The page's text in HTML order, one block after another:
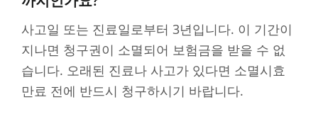
사고일 또는 진료일로부터 3년입니다. 이 기간이
지나면 청구권이 소멸되어 보험금을 받을 수 없
습니다. 오래된 진료나 사고가 있다면 소멸시효
만료 전에 반드시 청구하시기 바랍니다.